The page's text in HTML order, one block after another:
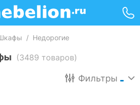
/ Недорогие
(3489 товаров)
Фильтры